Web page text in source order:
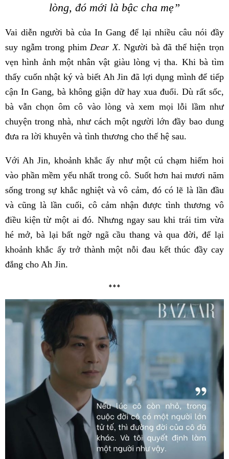
lòng, đó mới là bậc cha mẹ”
Vai diễn người bà của In Gang để lại nhiều câu nói đầy
suy ngẫm trong phimDear X. Người bà đã thể hiện trọn
vẹn hình ảnh một nhân vật giàu lòng vị tha. Khi bà tìm
thấy cuốn nhật ký và biết Ah Jin đã lợi dụng mình để tiếp
cận In Gang, bà không giận dữ hay xua đuổi. Dù rất sốc,
bà vẫn chọn ôm cô vào lòng và xem mọi lỗi lầm như
chuyện trong nhà, như cách một người lớn đầy bao dung
đưa ra lời khuyên và tình thương cho thế hệ sau.
Với Ah Jin, khoảnh khắc ấy như một cú chạm hiếm hoi
vào phần mềm yếu nhất trong cô. Suốt hơn hai mươi năm
sống trong sự khắc nghiệt và vô cảm, đó có lẽ là lần đầu
và cũng là lần cuối, cô cảm nhận được tình thương vô
điều kiện từ một ai đó. Nhưng ngay sau khi trái tim vừa
hé mở, bà lại bất ngờ ngã cầu thang và qua đời, để lại
khoảnh khắc ấy trở thành một nỗi đau kết thúc đầy cay
đắng cho Ah Jin.
***